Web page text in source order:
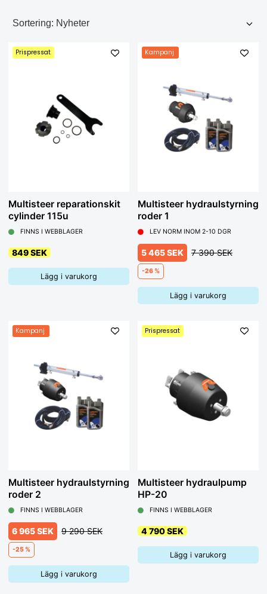
Prispressat
Multisteer reparationskit
cylinder 115u
FINNS I WEBBLAGER
849 SEK
Lägg i varukorg
Kampanj
Multisteer hydraulstyrning
roder 1
LEV NORM INOM 2-10 DGR
5 465 SEK 7 390 SEK
-26 %
Lägg i varukorg
Kampanj
Multisteer hydraulstyrning
roder 2
FINNS I WEBBLAGER
6 965 SEK 9 290 SEK
-25 %
Lägg i varukorg
Prispressat
Multisteer hydraulpump
HP-20
FINNS I WEBBLAGER
4 790 SEK
Lägg i varukorg